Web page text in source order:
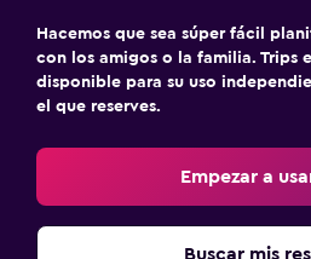
Hacemos que sea súper fácil
con los amigos o la familia. Trips
disponible para su uso
el que reserves.
Empezar a
Buscar mis